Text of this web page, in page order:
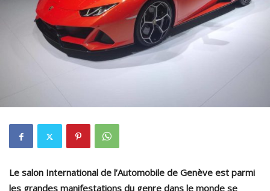
Le salon International de l’Automobile de Genève est parmi
les grandes manifestations du genre dans le monde se